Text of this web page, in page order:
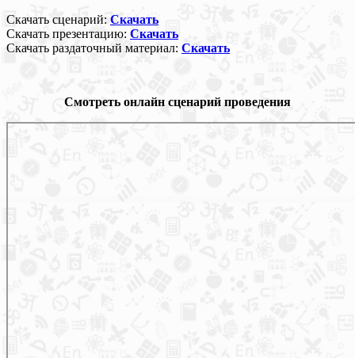
Скачать сценарий: Скачать
Скачать презентацию: Скачать
Скачать раздаточный материал: Скачать
Смотреть онлайн сценарий проведения